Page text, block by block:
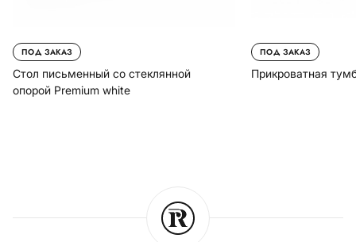
ПОД ЗАКАЗ
Стол письменный со стеклянной
опорой Premium white
ПОД ЗАКАЗ
Прикроватная